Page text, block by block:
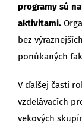
programy sú
aktivitami.
bez
ponúkaných
V ďalšej časti
vzdelávacích
vekových